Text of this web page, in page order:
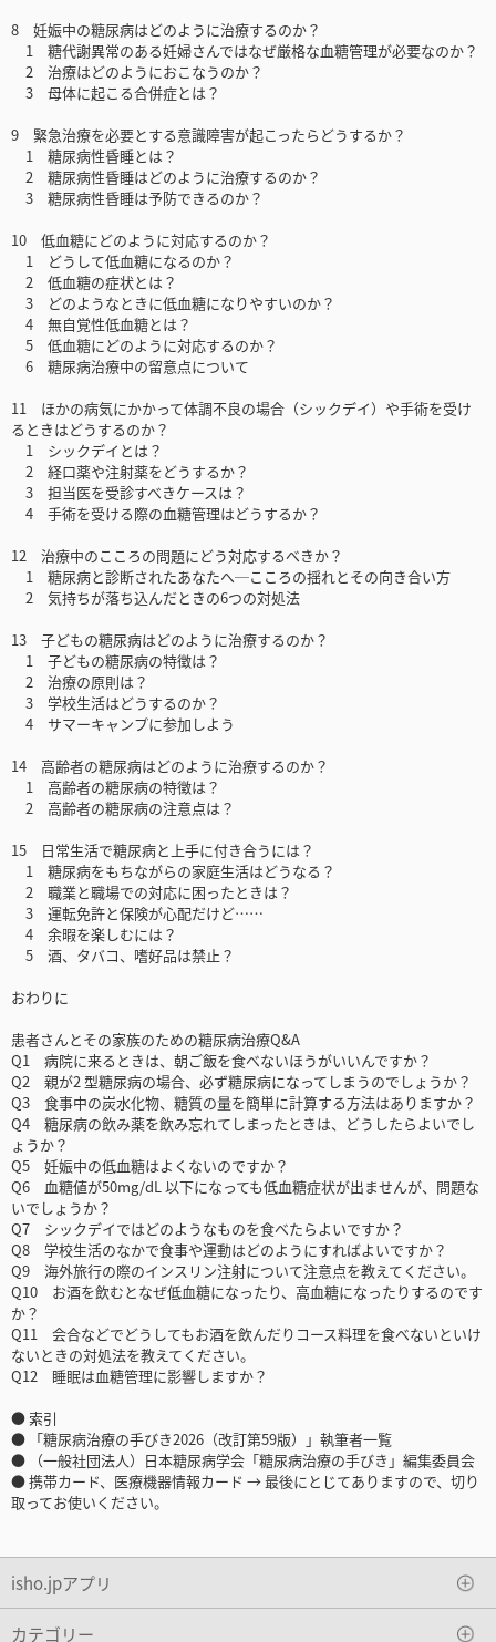
8 妊娠中の糖尿病はどのように治療するのか？
1 糖代謝異常のある妊婦さんではなぜ厳格な血糖管理が必要なのか？
2 治療はどのようにおこなうのか？
3 母体に起こる合併症とは？
9 緊急治療を必要とする意識障害が起こったらどうするか？
1 糖尿病性昏睡とは？
2 糖尿病性昏睡はどのように治療するのか？
3 糖尿病性昏睡は予防できるのか？
10 低血糖にどのように対応するのか？
1 どうして低血糖になるのか？
2 低血糖の症状とは？
3 どのようなときに低血糖になりやすいのか？
4 無自覚性低血糖とは？
5 低血糖にどのように対応するのか？
6 糖尿病治療中の留意点について
11 ほかの病気にかかって体調不良の場合（シックデイ）や手術を受け
るときはどうするのか？
1 シックデイとは？
2 経口薬や注射薬をどうするか？
3 担当医を受診すべきケースは？
4 手術を受ける際の血糖管理はどうするか？
12 治療中のこころの問題にどう対応するべきか？
1 糖尿病と診断されたあなたへ─こころの揺れとその向き合い方
2 気持ちが落ち込んだときの6つの対処法
13 子どもの糖尿病はどのように治療するのか？
1 子どもの糖尿病の特徴は？
2 治療の原則は？
3 学校生活はどうするのか？
4 サマーキャンプに参加しよう
14 高齢者の糖尿病はどのように治療するのか？
1 高齢者の糖尿病の特徴は？
2 高齢者の糖尿病の注意点は？
15 日常生活で糖尿病と上手に付き合うには？
1 糖尿病をもちながらの家庭生活はどうなる？
2 職業と職場での対応に困ったときは？
3 運転免許と保険が心配だけど……
4 余暇を楽しむには？
5 酒、タバコ、嗜好品は禁止？
おわりに
患者さんとその家族のための糖尿病治療Q&A
Q1 病院に来るときは、朝ご飯を食べないほうがいいんですか？
Q2 親が2 型糖尿病の場合、必ず糖尿病になってしまうのでしょうか？
Q3 食事中の炭水化物、糖質の量を簡単に計算する方法はありますか？
Q4 糖尿病の飲み薬を飲み忘れてしまったときは、どうしたらよいでし
ょうか？
Q5 妊娠中の低血糖はよくないのですか？
Q6 血糖値が50mg/dL 以下になっても低血糖症状が出ませんが、問題な
いでしょうか？
Q7 シックデイではどのようなものを食べたらよいですか？
Q8 学校生活のなかで食事や運動はどのようにすればよいですか？
Q9 海外旅行の際のインスリン注射について注意点を教えてください。
Q10 お酒を飲むとなぜ低血糖になったり、高血糖になったりするのです
か？
Q11 会合などでどうしてもお酒を飲んだりコース料理を食べないといけ
ないときの対処法を教えてください。
Q12 睡眠は血糖管理に影響しますか？
● 索引
● 「糖尿病治療の手びき2026（改訂第59版）」執筆者一覧
● （一般社団法人）日本糖尿病学会「糖尿病治療の手びき」編集委員会
● 携帯カード、医療機器情報カード → 最後にとじてありますので、切り
取ってお使いください。
isho.jpアプリ
カテゴリー